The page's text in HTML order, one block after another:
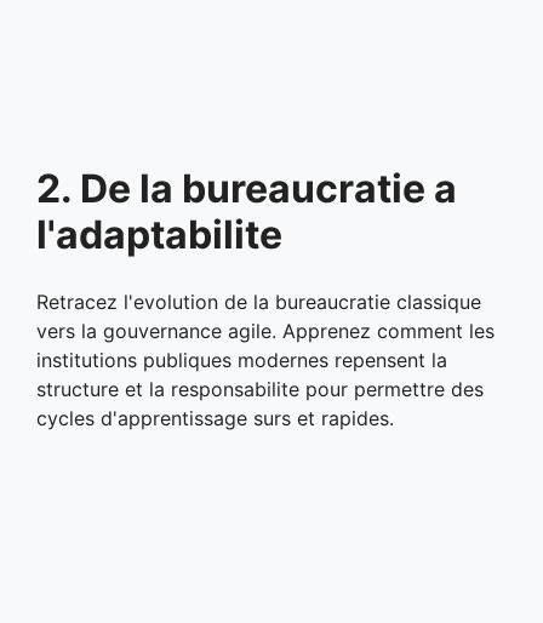
2. De la bureaucratie a
l'adaptabilite
Retracez l'evolution de la bureaucratie classique
vers la gouvernance agile. Apprenez comment les
institutions publiques modernes repensent la
structure et la responsabilite pour permettre des
cycles d'apprentissage surs et rapides.